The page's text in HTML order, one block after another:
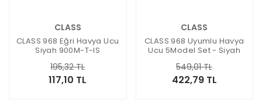
CLASS
CLASS 968 Eğri Havya Ucu
Siyah 900M-T-IS
117,10 TL
195,32 TL
CLASS
CLASS 968 Uyumlu Havya
Ucu 5Model Set - Siyah
422,79 TL
549,01 TL